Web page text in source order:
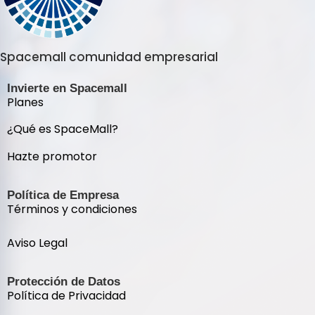
Spacemall comunidad empresarial
Invierte en Spacemall
Planes
¿Qué es SpaceMall?
Hazte promotor
Política de Empresa
Términos y condiciones
Aviso Legal
Protección de Datos
Política de Privacidad